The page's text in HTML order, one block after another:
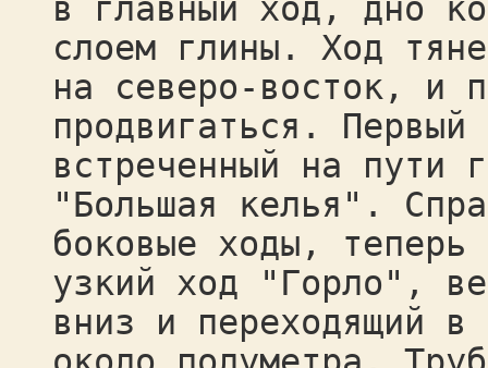
в главный ход, дно
слоем глины. Ход
на северо-восток, и
продвигаться. Первый
встреченный на пути
"Большая келья".
боковые ходы, теперь
узкий ход "Горло",
вниз и переходящий в